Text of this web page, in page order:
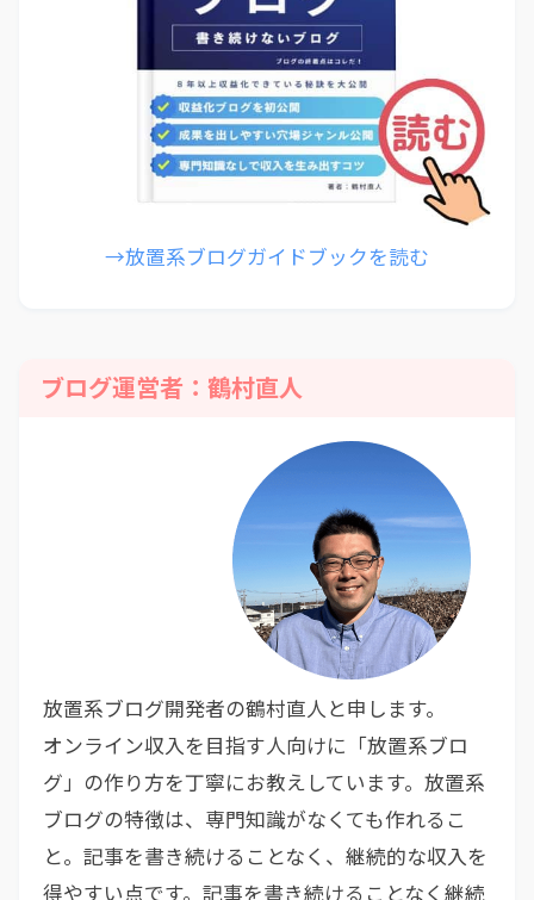
→放置系ブログガイドブックを読む
ブログ運営者：鶴村直人
放置系ブログ開発者の鶴村直人と申します。
オンライン収入を目指す人向けに「放置系ブロ
グ」の作り方を丁寧にお教えしています。放置系
ブログの特徴は、専門知識がなくても作れるこ
と。記事を書き続けることなく、継続的な収入を
得やすい点です。記事を書き続けることなく継続